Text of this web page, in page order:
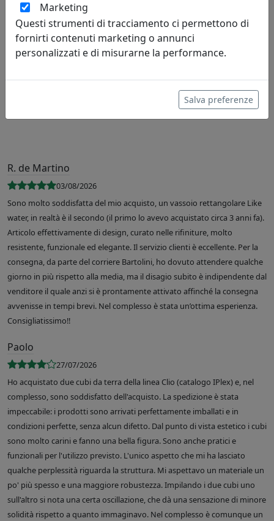
R. de Martino
03/08/2026
Sono molto soddisfatta del mio acquisto, un vassoio rettangolare Like
water, in realtà è il secondo (il primo lo avevo acquistato circa 3 anni fa).
Articolo effettivamente di design, curato nelle rifiniture, molto
resistente, funzionale ed elegante. Il servizio clienti è eccellente. Per la
consegna, da parte del corriere Bartolini, ho dovuto attendere qualche
giorno in più rispetto alla media, ma il disagio subito è indipendente dal
venditore il quale anzi si è prontamente attivato affinché la consegna
avvenisse in tempi brevi. Nel complesso è stata un’ottima esperienza.
Consigliatissimo!!
Paolo
27/07/2026
Ho acquistato due cubi da terra della linea Clio (catalogo IPlex) e, nel
complesso, sono soddisfatto dell'acquisto. La spedizione è stata
impeccabile: i prodotti sono arrivati perfettamente imballati e in
condizioni perfette, senza alcun difetto. Dal punto di vista estetico i cubi
sono molto carini e fanno una bella figura. Sono anche pratici e
funzionali per l'utilizzo previsto. L'unico aspetto che mi ha lasciato
qualche perplessità riguarda la struttura. Mi aspettavo un materiale un
po' più spesso e una maggiore robustezza. Impilando i due cubi uno
sull'altro si nota una certa oscillazione, che dà una sensazione di minore
solidità rispetto a quanto immaginavo. Nel complesso è comunque un
Marketing
Questi strumenti di tracciamento ci permettono di
fornirti contenuti marketing o annunci
personalizzati e di misurarne la performance.
Salva preferenze